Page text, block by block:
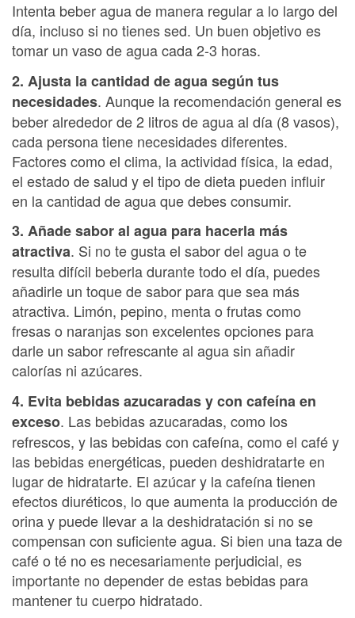
Intenta beber agua de manera regular a lo largo del
día, incluso si no tienes sed. Un buen objetivo es
tomar un vaso de agua cada 2-3 horas.
2. Ajusta la cantidad de agua según tus
necesidades. Aunque la recomendación general es
beber alrededor de 2 litros de agua al día (8 vasos),
cada persona tiene necesidades diferentes.
Factores como el clima, la actividad física, la edad,
el estado de salud y el tipo de dieta pueden influir
en la cantidad de agua que debes consumir.
3. Añade sabor al agua para hacerla más
atractiva. Si no te gusta el sabor del agua o te
resulta difícil beberla durante todo el día, puedes
añadirle un toque de sabor para que sea más
atractiva. Limón, pepino, menta o frutas como
fresas o naranjas son excelentes opciones para
darle un sabor refrescante al agua sin añadir
calorías ni azúcares.
4. Evita bebidas azucaradas y con cafeína en
exceso. Las bebidas azucaradas, como los
refrescos, y las bebidas con cafeína, como el café y
las bebidas energéticas, pueden deshidratarte en
lugar de hidratarte. El azúcar y la cafeína tienen
efectos diuréticos, lo que aumenta la producción de
orina y puede llevar a la deshidratación si no se
compensan con suficiente agua. Si bien una taza de
café o té no es necesariamente perjudicial, es
importante no depender de estas bebidas para
mantener tu cuerpo hidratado.